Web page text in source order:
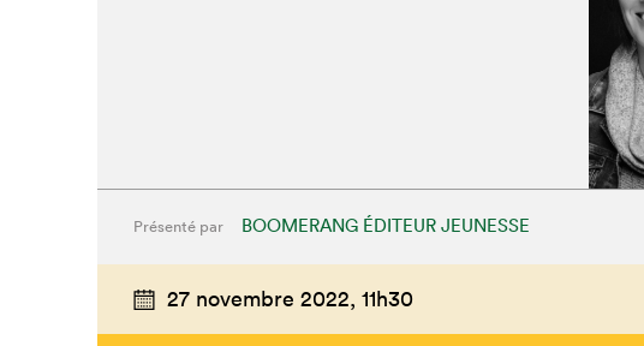
Que cherchez-
Présenté par BOOMERANG ÉDITEUR JEUNESSE
27 novembre 2022, 11h30